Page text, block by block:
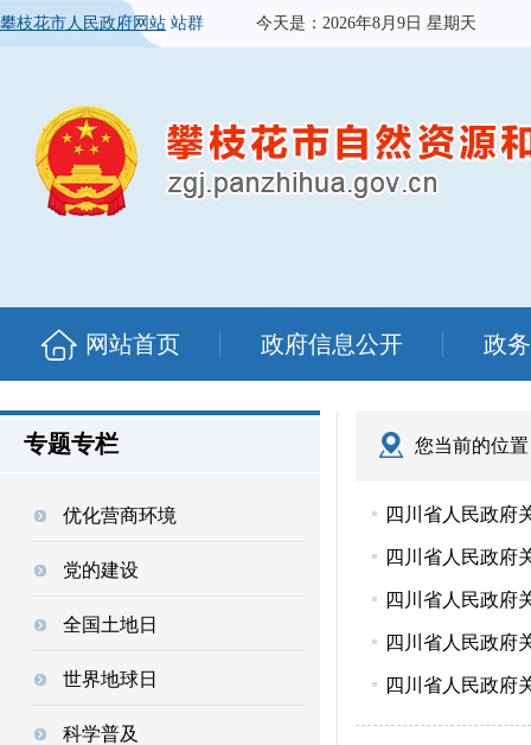
攀枝花市人民政府网站 站群 今天是： 2026年8月9日 星期天
网站首页 政府信息公开 政
专题专栏
优化营商环境
党的建设
全国土地日
世界地球日
科学普及
您当前的位
四川省人民政府
四川省人民政府
四川省人民政府
四川省人民政府
四川省人民政府